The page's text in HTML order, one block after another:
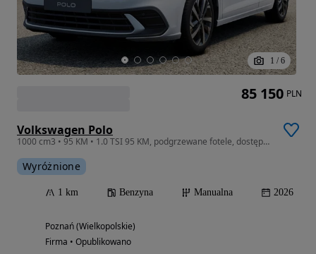
1 / 6
Volkswagen Polo
1000 cm3 • 95 KM • 1.0 TSI 95 KM, podgrzewane fotele, dostępny od ręki !
Wyróżnione
1 km Benzyna Manualna 2026
Poznań (Wielkopolskie)
Firma • Opublikowano
85 150 PLN